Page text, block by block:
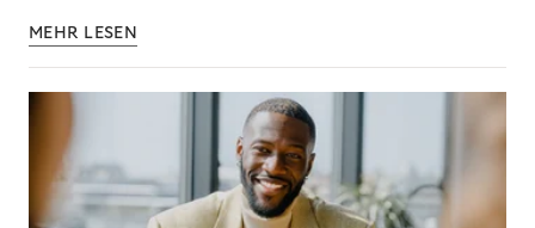
MEHR LESEN